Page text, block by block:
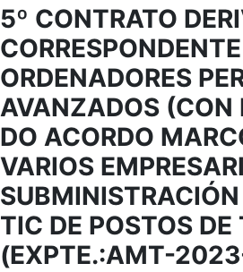
5º CONTRATO
ORDENADORES
AVANZADOS (CON
DO ACORDO
VARIOS
TIC DE POSTOS
(EXPTE.:AMT-